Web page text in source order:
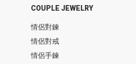
COUPLE JEWELRY
情侶對鍊
情侶對戒
情侶手鍊